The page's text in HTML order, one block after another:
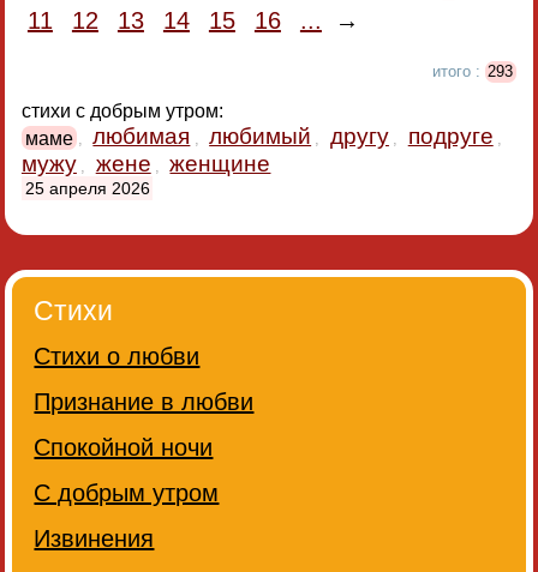
11
12 13 14 15 16 ... →
итого : 293
стихи с добрым утром:
маме , любимая , любимый , другу , подруге ,
мужу , жене , женщине
25 апреля 2026
Стихи
Стихи о любви
Признание в любви
Спокойной ночи
С добрым утром
Извинения